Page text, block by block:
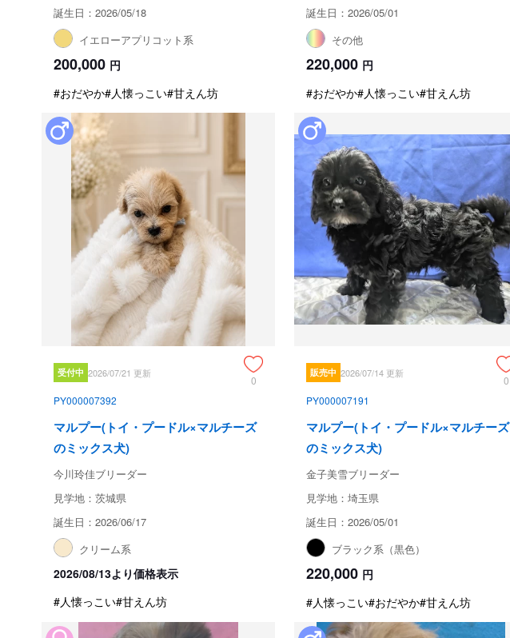
誕生日：2026/05/18
イエローアプリコット系
200,000 円
#おだやか#人懐っこい#甘えん坊
誕生日：2026/05/01
その他
220,000 円
#おだやか#人懐っこい#甘えん坊
受付中 2026/07/21 更新
0
PY000007392
マルプー(トイ・プードル×マルチーズ
のミックス犬)
今川玲佳ブリーダー
見学地：茨城県
誕生日：2026/06/17
クリーム系
2026/08/13より価格表示
#人懐っこい#甘えん坊
販売中 2026/07/14 更新
0
PY000007191
マルプー(トイ・プードル×マルチーズ
のミックス犬)
金子美雪ブリーダー
見学地：埼玉県
誕生日：2026/05/01
ブラック系（黒色）
220,000 円
#人懐っこい#おだやか#甘えん坊